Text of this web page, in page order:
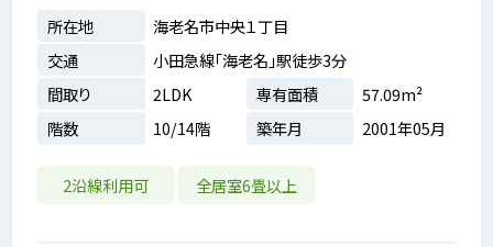
所在地
海老名市中央１丁目
交通
小田急線「海老名」駅徒歩3分
間取り
2LDK 専有面積
57.09m²
階数
10/14階 築年月 2001年05月
2沿線利用可 全居室6畳以上